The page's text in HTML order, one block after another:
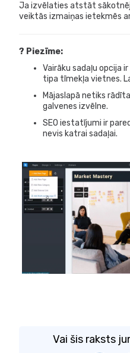
Ja izvēlaties atstāt
veiktās izmaiņas ietekmēs
? Piezīme:
Vairāku sadaļu opcija
tipa tīmekļa vietnes.
Mājaslapā netiks
galvenes izvēlne.
SEO iestatījumi ir
nevis katrai sadaļai.
Vai šis raksts